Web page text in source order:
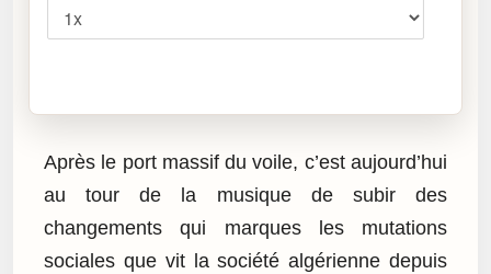
Après le port massif du voile, c’est aujourd’hui
au tour de la musique de subir des
changements qui marques les mutations
sociales que vit la société algérienne depuis